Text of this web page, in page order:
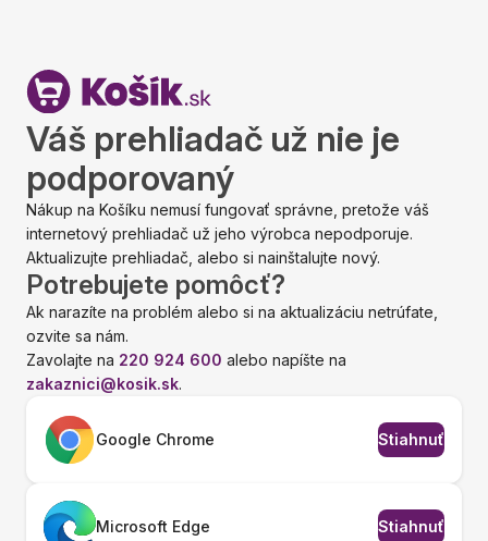
Váš prehliadač už nie je
podporovaný
Nákup na Košíku nemusí fungovať správne, pretože váš
internetový prehliadač už jeho výrobca nepodporuje.
Aktualizujte prehliadač, alebo si nainštalujte nový.
Potrebujete pomôcť?
Ak narazíte na problém alebo si na aktualizáciu netrúfate,
ozvite sa nám.
Zavolajte na 220 924 600 alebo napíšte na
zakaznici@kosik.sk.
Google Chrome Stiahnuť
Microsoft Edge Stiahnuť